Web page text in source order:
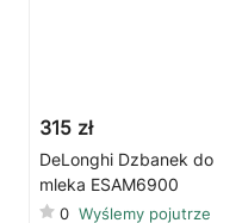
315 zł
DeLonghi Dzbanek do
mleka ESAM6900
0 Wyślemy pojutrze